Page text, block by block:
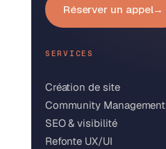
Réserver un appel→
SERVICES
Création de site
Community Management
SEO & visibilité
Refonte UX/UI